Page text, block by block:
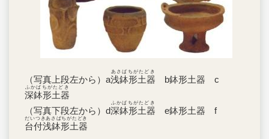
（写真上段左から）a浅鉢形土器
あさばちがたどき
b鉢形土器 c
深鉢形土器
ふかばちがたどき
（写真下段左から）d深鉢形土器
ふかばちがたどき
e鉢形土器 f
台付浅鉢形土器
だいつきあさばちがたどき